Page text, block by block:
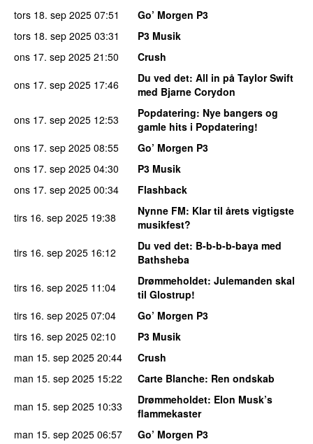
tors 18. sep 2025 07:51
Go’ Morgen P3
tors 18. sep 2025 03:31
P3 Musik
ons 17. sep 2025 21:50
Crush
ons 17. sep 2025 17:46 Du ved det: All in på Taylor Swift
med Bjarne Corydon
ons 17. sep 2025 12:53 Popdatering: Nye bangers og
gamle hits i Popdatering!
ons 17. sep 2025 08:55
Go’ Morgen P3
ons 17. sep 2025 04:30
P3 Musik
ons 17. sep 2025 00:34
Flashback
tirs 16. sep 2025 19:38 Nynne FM: Klar til årets vigtigste
musikfest?
tirs 16. sep 2025 16:12 Du ved det: B-b-b-b-baya med
Bathsheba
tirs 16. sep 2025 11:04 Drømmeholdet: Julemanden skal
til Glostrup!
tirs 16. sep 2025 07:04
Go’ Morgen P3
tirs 16. sep 2025 02:10
P3 Musik
man 15. sep 2025 20:44
Crush
man 15. sep 2025 15:22 Carte Blanche: Ren ondskab
man 15. sep 2025 10:33 Drømmeholdet: Elon Musk’s
flammekaster
man 15. sep 2025 06:57
Go’ Morgen P3